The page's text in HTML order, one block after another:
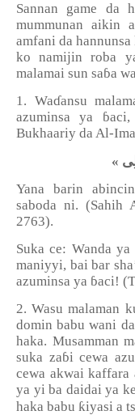
Sannan game da
mummunan aikin
amfani da
ko namijin roba
malamai sun saɓa
1. Waɗansu
azuminsa ya ɓ
Bukhaariy da Al-
«
Yana barin
saboda ni. (Sahih
2763).
Suka ce: Wanda
maniyyi, bai bar
azuminsa ya ɓaci!
2. Wasu malaman
domin babu wani
haka. Musamman
suka zaɓi cewa
cewa akwai kaffara
ya yi ba daidai ya
haka babu ƙiyasi a